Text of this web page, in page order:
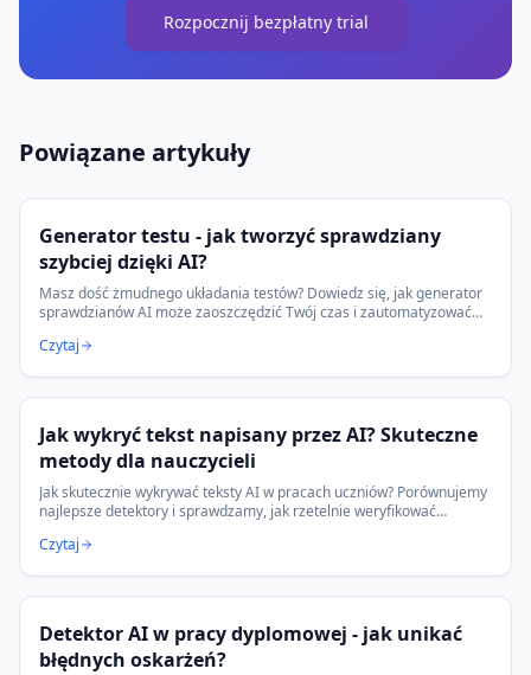
Rozpocznij bezpłatny trial
Powiązane artykuły
Generator testu - jak tworzyć sprawdziany
szybciej dzięki AI?
Masz dość żmudnego układania testów? Dowiedz się, jak generator
sprawdzianów AI może zaoszczędzić Twój czas i zautomatyzować
Czytaj
Jak wykryć tekst napisany przez AI? Skuteczne
metody dla nauczycieli
Jak skutecznie wykrywać teksty AI w pracach uczniów? Porównujemy
najlepsze detektory i sprawdzamy, jak rzetelnie weryfikować
Czytaj
Detektor AI w pracy dyplomowej - jak unikać
błędnych oskarżeń?